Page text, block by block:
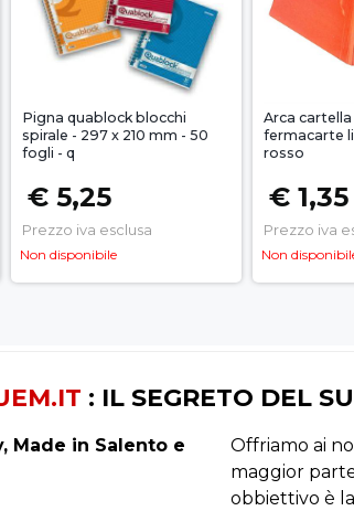
Pigna quablock blocchi
spirale - 297 x 210 mm - 50
fogli - q
€ 5,25
Prezzo iva esclusa
Non disponibile
Arca
fermacarte
rosso
€ 1,35
Prezzo iva
Non
: IL SEGRETO DEL
Made in Salento e
Offriamo ai
maggior
obbiettivo è